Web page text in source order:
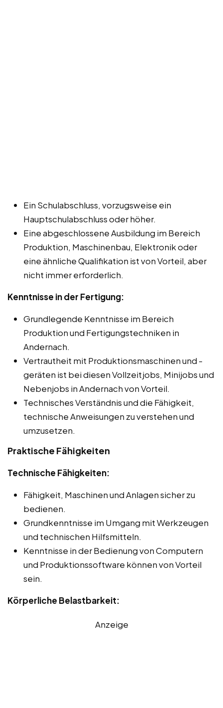
Ein Schulabschluss, vorzugsweise ein
Hauptschulabschluss oder höher.
Eine abgeschlossene Ausbildung im Bereich
Produktion, Maschinenbau, Elektronik oder
eine ähnliche Qualifikation ist von Vorteil, aber
nicht immer erforderlich.
Kenntnisse in der Fertigung:
Grundlegende Kenntnisse im Bereich
Produktion und Fertigungstechniken in
Andernach.
Vertrautheit mit Produktionsmaschinen und -
geräten ist bei diesen Vollzeitjobs, Minijobs und
Nebenjobs in Andernach von Vorteil.
Technisches Verständnis und die Fähigkeit,
technische Anweisungen zu verstehen und
umzusetzen.
Praktische Fähigkeiten
Technische Fähigkeiten:
Fähigkeit, Maschinen und Anlagen sicher zu
bedienen.
Grundkenntnisse im Umgang mit Werkzeugen
und technischen Hilfsmitteln.
Kenntnisse in der Bedienung von Computern
und Produktionssoftware können von Vorteil
sein.
Körperliche Belastbarkeit:
Anzeige